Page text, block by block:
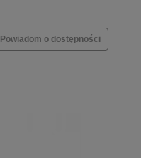
Powiadom o dostępności